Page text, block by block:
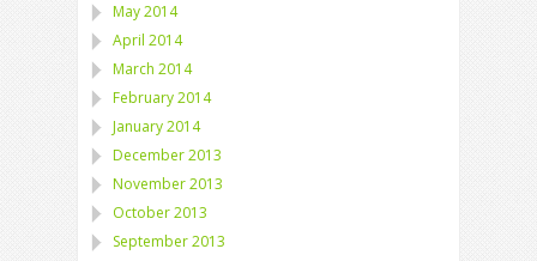
May 2014
April 2014
March 2014
February 2014
January 2014
December 2013
November 2013
October 2013
September 2013